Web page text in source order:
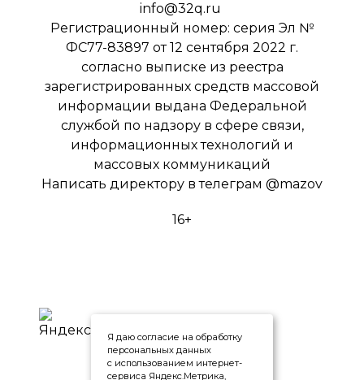
info@32q.ru
Регистрационный номер: серия Эл №
ФС77-83897 от 12 сентября 2022 г.
согласно выписке из реестра
зарегистрированных средств массовой
информации выдана Федеральной
службой по надзору в сфере связи,
информационных технологий и
массовых коммуникаций
Написать директору в телеграм @mazov
16+
Я даю согласие на обработку
персональных данных
с использованием интернет-
сервиса Яндекс.Метрика,